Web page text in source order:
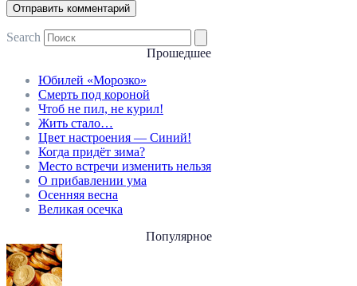
Search
Прошедшее
Юбилей «Морозко»
Смерть под короной
Чтоб не пил, не курил!
Жить стало…
Цвет настроения — Синий!
Когда придёт зима?
Место встречи изменить нельзя
О прибавлении ума
Осенняя весна
Великая осечка
Популярное